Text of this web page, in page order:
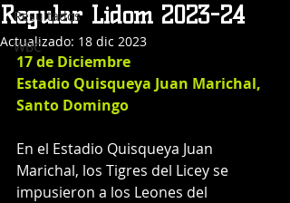
Resultados
WBC
Regular Lidom 2023-24
Actualizado: 18 dic 2023
17 de Diciembre
Estadio Quisqueya Juan Marichal,
Santo Domingo
En el Estadio Quisqueya Juan
Marichal, los Tigres del Licey se
impusieron a los Leones del